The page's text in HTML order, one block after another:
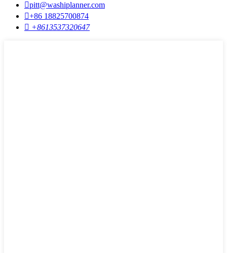
pitt@washiplanner.com
+86 18825700874
 +8613537320647